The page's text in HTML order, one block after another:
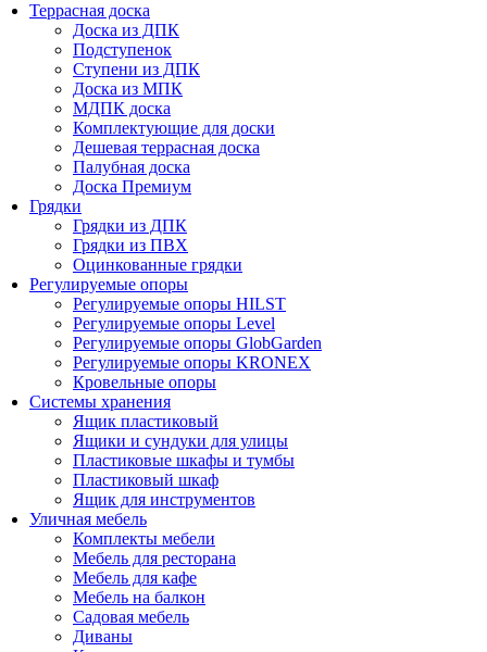
Террасная доска
Доска из ДПК
Подступенок
Ступени из ДПК
Доска из МПК
МДПК доска
Комплектующие для доски
Дешевая террасная доска
Палубная доска
Доска Премиум
Грядки
Грядки из ДПК
Грядки из ПВХ
Оцинкованные грядки
Регулируемые опоры
Регулируемые опоры HILST
Регулируемые опоры Level
Регулируемые опоры GlobGarden
Регулируемые опоры KRONEX
Кровельные опоры
Системы хранения
Ящик пластиковый
Ящики и сундуки для улицы
Пластиковые шкафы и тумбы
Пластиковый шкаф
Ящик для инструментов
Уличная мебель
Комплекты мебели
Мебель для ресторана
Мебель для кафе
Мебель на балкон
Садовая мебель
Диваны